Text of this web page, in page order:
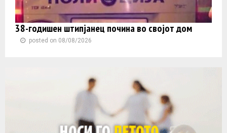
38-годишен штипјанец почина во својот дом
posted on 08/08/2026